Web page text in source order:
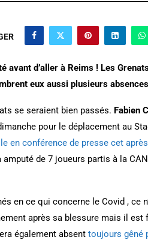
avant d’aller à Reims ! Les
eux aussi plusieurs
se seraient bien passés. Fabien
pour le déplacement au
en conférence de presse cet
de 7 joueurs partis à la
en ce qui concerne le Covid , ce
après sa blessure mais il
également absent toujours gêné